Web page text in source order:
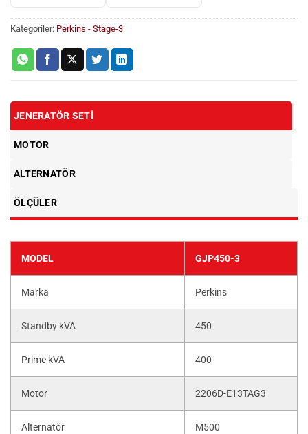
Kategoriler: Perkins - Stage-3
JENERATÖR SETI
MOTOR
ALTERNATÖR
ÖLÇÜLER
MODEL GJP450-3
Marka Perkins
Standby kVA 450
Prime kVA 400
Motor 2206D-E13TAG3
Alternatör M500